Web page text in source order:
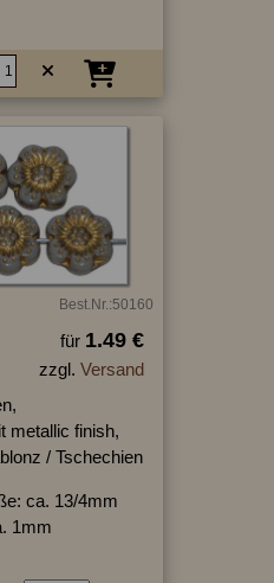
Best.Nr.:50160
für 1.49 €
zzgl. Versand
metallic finish,
/ Tschechien
ca. 13/4mm
1mm